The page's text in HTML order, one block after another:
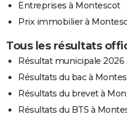
Entreprises à Montescot
Prix immobilier à
Tous les résultats
Résultat municipale 2026
Résultats du bac à
Résultats du brevet à
Résultats du BTS à